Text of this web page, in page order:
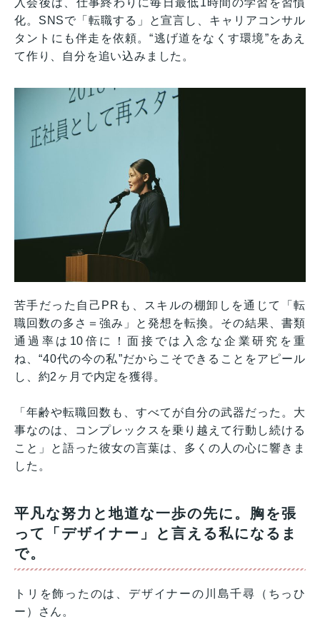
入会後は、仕事終わりに毎日最低1時間の学習を習慣
化。SNSで「転職する」と宣言し、キャリアコンサル
タントにも伴走を依頼。“逃げ道をなくす環境”をあえ
て作り、自分を追い込みました。
苦手だった自己PRも、スキルの棚卸しを通じて「転
職回数の多さ＝強み」と発想を転換。その結果、書類
通過率は10倍に！面接では入念な企業研究を重
ね、“40代の今の私”だからこそできることをアピール
し、約2ヶ月で内定を獲得。
「年齢や転職回数も、すべてが自分の武器だった。大
事なのは、コンプレックスを乗り越えて行動し続ける
こと」と語った彼女の言葉は、多くの人の心に響きま
した。
平凡な努力と地道な一歩の先に。胸を張
って「デザイナー」と言える私になるま
で。
トリを飾ったのは、デザイナーの川島千尋（ちっひ
ー）さん。